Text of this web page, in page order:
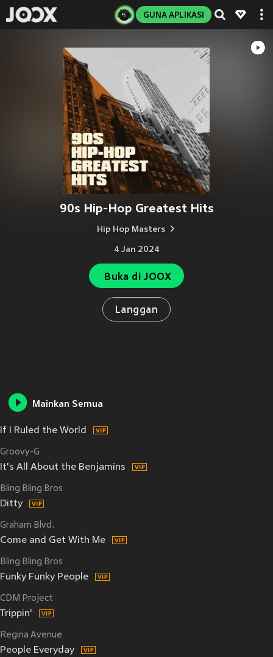
GUNA APLIKASI
90s Hip-Hop Greatest Hits
Hip Hop Masters
4 Jan 2024
Buka di JOOX
Langgan
Mainkan Semua
If I Ruled the World
Groovy-G
It's All About the Benjamins
Bling Bling Bros
Ditty
Graham Blvd.
Come and Get With Me
Bling Bling Bros
Funky Funky People
CDM Project
Trippin'
Regina Avenue
People Everyday